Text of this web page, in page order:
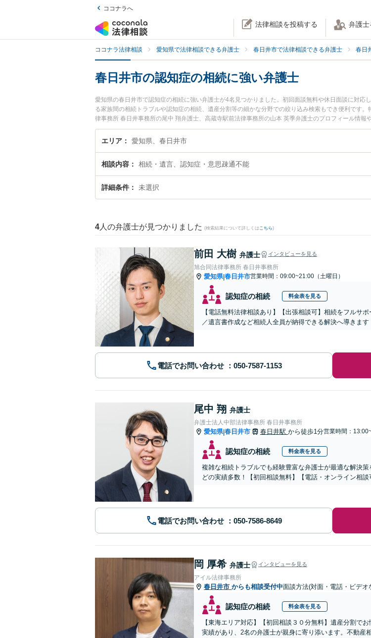
ココナラへ
法律相談を投稿する 弁護士
ココナラ法律相談 愛知県で法律相談できる弁護士 春日井市で法律相談できる弁護士 春日
春日井市の認知症の相続に強い弁護士
愛知県の春日井市で認知症の相続に強い弁護士が4名見つかりました。初回面談無料や休日面談に対
る家族間の相続トラブルや認知症の相続、遺産分割等の細かな分野での絞り込み検索もでき便利です
律事務所 春日井事務所の尾中 翔弁護士、高蔵寺駅前法律事務所の山本 英季弁護士のプロフィール情
生した認知症の相続のトラブルを今すぐに弁護士に相談したい』『認知症の相続のトラブル解決の実
談できる春日井市内の弁護士に相談予約したい』などでお困りの相談者さんにおすすめです。
エリア 愛知県、春日井市
相談内容 相続・遺言、認知症・意思疎通不能
詳細条件 未選択
4 人の弁護士が見つかりました (検索結果について詳しくは こちら)
前田 大樹 弁護士 インタビューを見る
旭合同法律事務所 春日井事務所
愛知県|春日井市営業時間：09:00~21:00（土曜日）
認知症の相続 料金表を見る
【電話無料法律相談あり】【出張相談可】相続をフルサ
／遺言書作成など相続人全員が納得できる解決へ導きま
電話でお問い合わせ
尾中 翔 弁護士
弁護士法人中部法律事務所 春日井事務所
愛知県|春日井市 春日井駅 から徒歩1分営業時間：
認知症の相続 料金表を見る
複雑な相続トラブルでも経験豊富な弁護士が最適な解決
どの実績多数！【初回相談無料】【電話・オンライン相談
電話でお問い合わせ
岡 厚希 弁護士 インタビューを見る
アイル法律事務所
春日井市 からも相談受付中面談方法(対面・電話・ビデオ
認知症の相続 料金表を見る
【東海エリア対応】【初回相談３０分無料】遺産分割で
実績があり、2名の弁護士が親身に寄り添います。不動産